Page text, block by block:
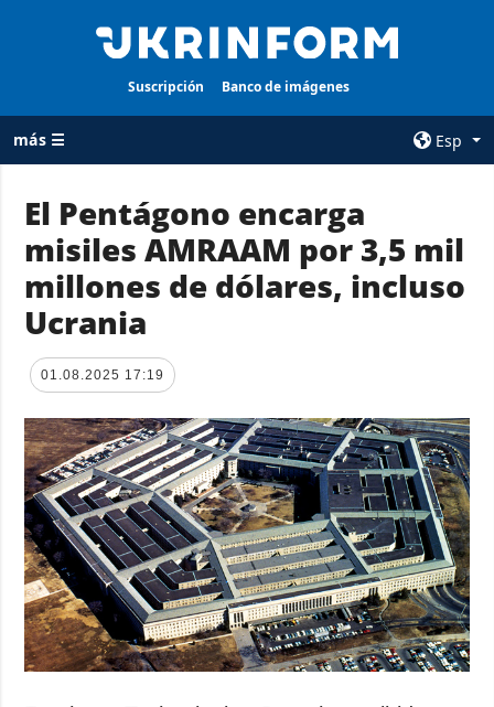
Suscripción Banco de imágenes
más ☰
Esp
TODAS LAS
CATEGORÍAS
Guerra
Reconstrucción
de Ucrania
Política
Economía
Defensa
Sociedad y
Cultura
Deportes
Crimen
Desastres y
emergencias
AGENCIA
sobre la agencia
Política de
privacidad y
protección de
datos personales
El Pentágono encarga
misiles AMRAAM por 3,5 mil
millones de dólares, incluso
Ucrania
01.08.2025 17:19